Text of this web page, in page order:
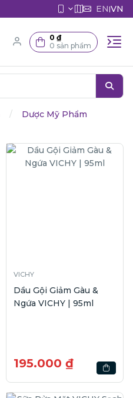
EN|VN
0 ₫
0 sản phẩm
Dược Mỹ Phẩm
VICHY
Dầu Gội Giảm Gàu &
Ngứa VICHY | 95ml
195.000 ₫